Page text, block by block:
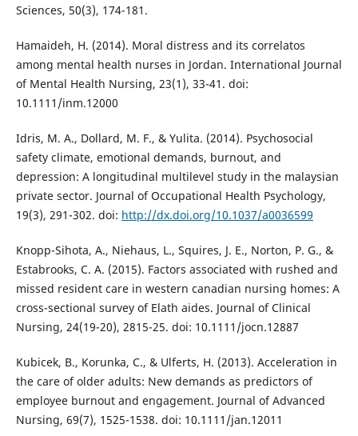
Sciences, 50(3), 174-181.
Hamaideh, H. (2014). Moral distress and its correlatos
among mental health nurses in Jordan. International Journal
of Mental Health Nursing, 23(1), 33-41. doi:
10.1111/inm.12000
Idris, M. A., Dollard, M. F., & Yulita. (2014). Psychosocial
safety climate, emotional demands, burnout, and
depression: A longitudinal multilevel study in the malaysian
private sector. Journal of Occupational Health Psychology,
19(3), 291-302. doi: http://dx.doi.org/10.1037/a0036599
Knopp-Sihota, A., Niehaus, L., Squires, J. E., Norton, P. G., &
Estabrooks, C. A. (2015). Factors associated with rushed and
missed resident care in western canadian nursing homes: A
cross-sectional survey of Elath aides. Journal of Clinical
Nursing, 24(19-20), 2815-25. doi: 10.1111/jocn.12887
Kubicek, B., Korunka, C., & Ulferts, H. (2013). Acceleration in
the care of older adults: New demands as predictors of
employee burnout and engagement. Journal of Advanced
Nursing, 69(7), 1525-1538. doi: 10.1111/jan.12011